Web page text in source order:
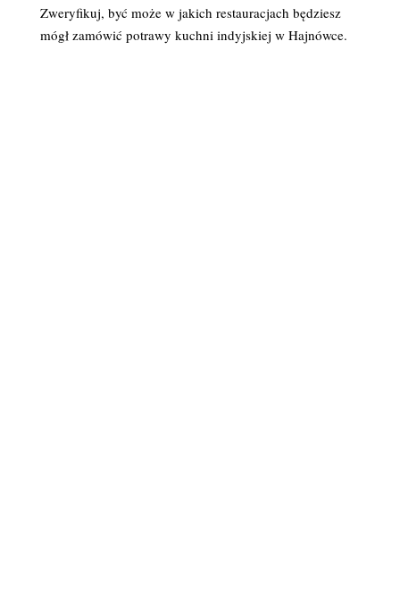
Zweryfikuj, być może w jakich restauracjach będziesz
mógł zamówić potrawy kuchni indyjskiej w Hajnówce.